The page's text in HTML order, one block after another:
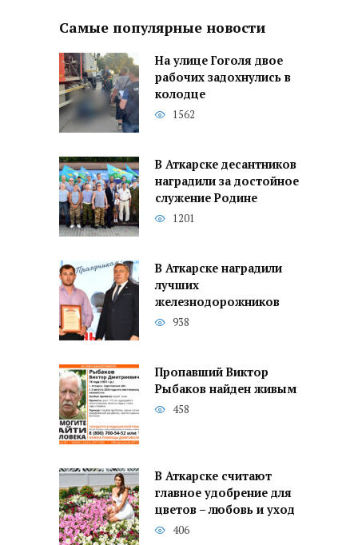
Самые популярные новости
На улице Гоголя двое
рабочих задохнулись в
колодце
1562
В Аткарске десантников
наградили за достойное
служение Родине
1201
В Аткарске наградили
лучших
железнодорожников
938
Пропавший Виктор
Рыбаков найден живым
458
В Аткарске считают
главное удобрение для
цветов – любовь и уход
406